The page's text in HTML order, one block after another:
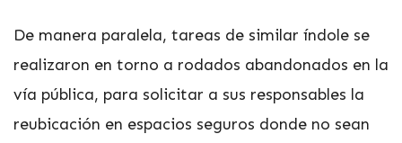
De manera paralela, tareas de similar índole se
realizaron en torno a rodados abandonados en la
vía pública, para solicitar a sus responsables la
reubicación en espacios seguros donde no sean